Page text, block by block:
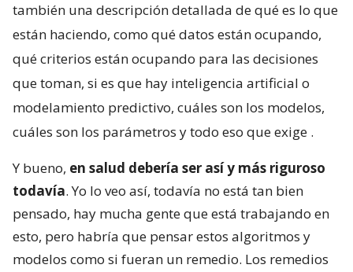
también una descripción detallada de qué es lo que
están haciendo, como qué datos están ocupando,
qué criterios están ocupando para las decisiones
que toman, si es que hay inteligencia artificial o
modelamiento predictivo, cuáles son los modelos,
cuáles son los parámetros y todo eso que exige .
Y bueno, en salud debería ser así y más riguroso
todavía. Yo lo veo así, todavía no está tan bien
pensado, hay mucha gente que está trabajando en
esto, pero habría que pensar estos algoritmos y
modelos como si fueran un remedio. Los remedios